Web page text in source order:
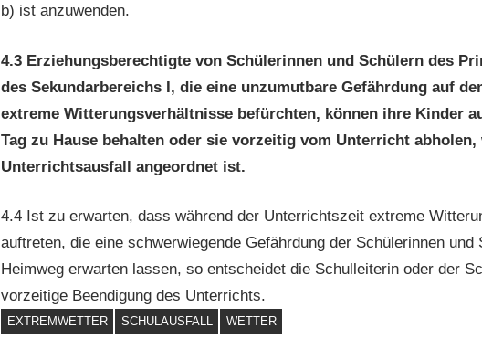
b) ist anzuwenden.
4.3 Erziehungsberechtigte von Schülerinnen und Schülern des
des Sekundarbereichs I, die eine unzumutbare Gefährdung auf
extreme Witterungsverhältnisse befürchten, können ihre Kinder
Tag zu Hause behalten oder sie vorzeitig vom Unterricht abholen,
Unterrichtsausfall angeordnet ist.
4.4 Ist zu erwarten, dass während der Unterrichtszeit extreme
auftreten, die eine schwerwiegende Gefährdung der Schülerinnen und
Heimweg erwarten lassen, so entscheidet die Schulleiterin oder der
vorzeitige Beendigung des Unterrichts.
EXTREMWETTER SCHULAUSFALL WETTER